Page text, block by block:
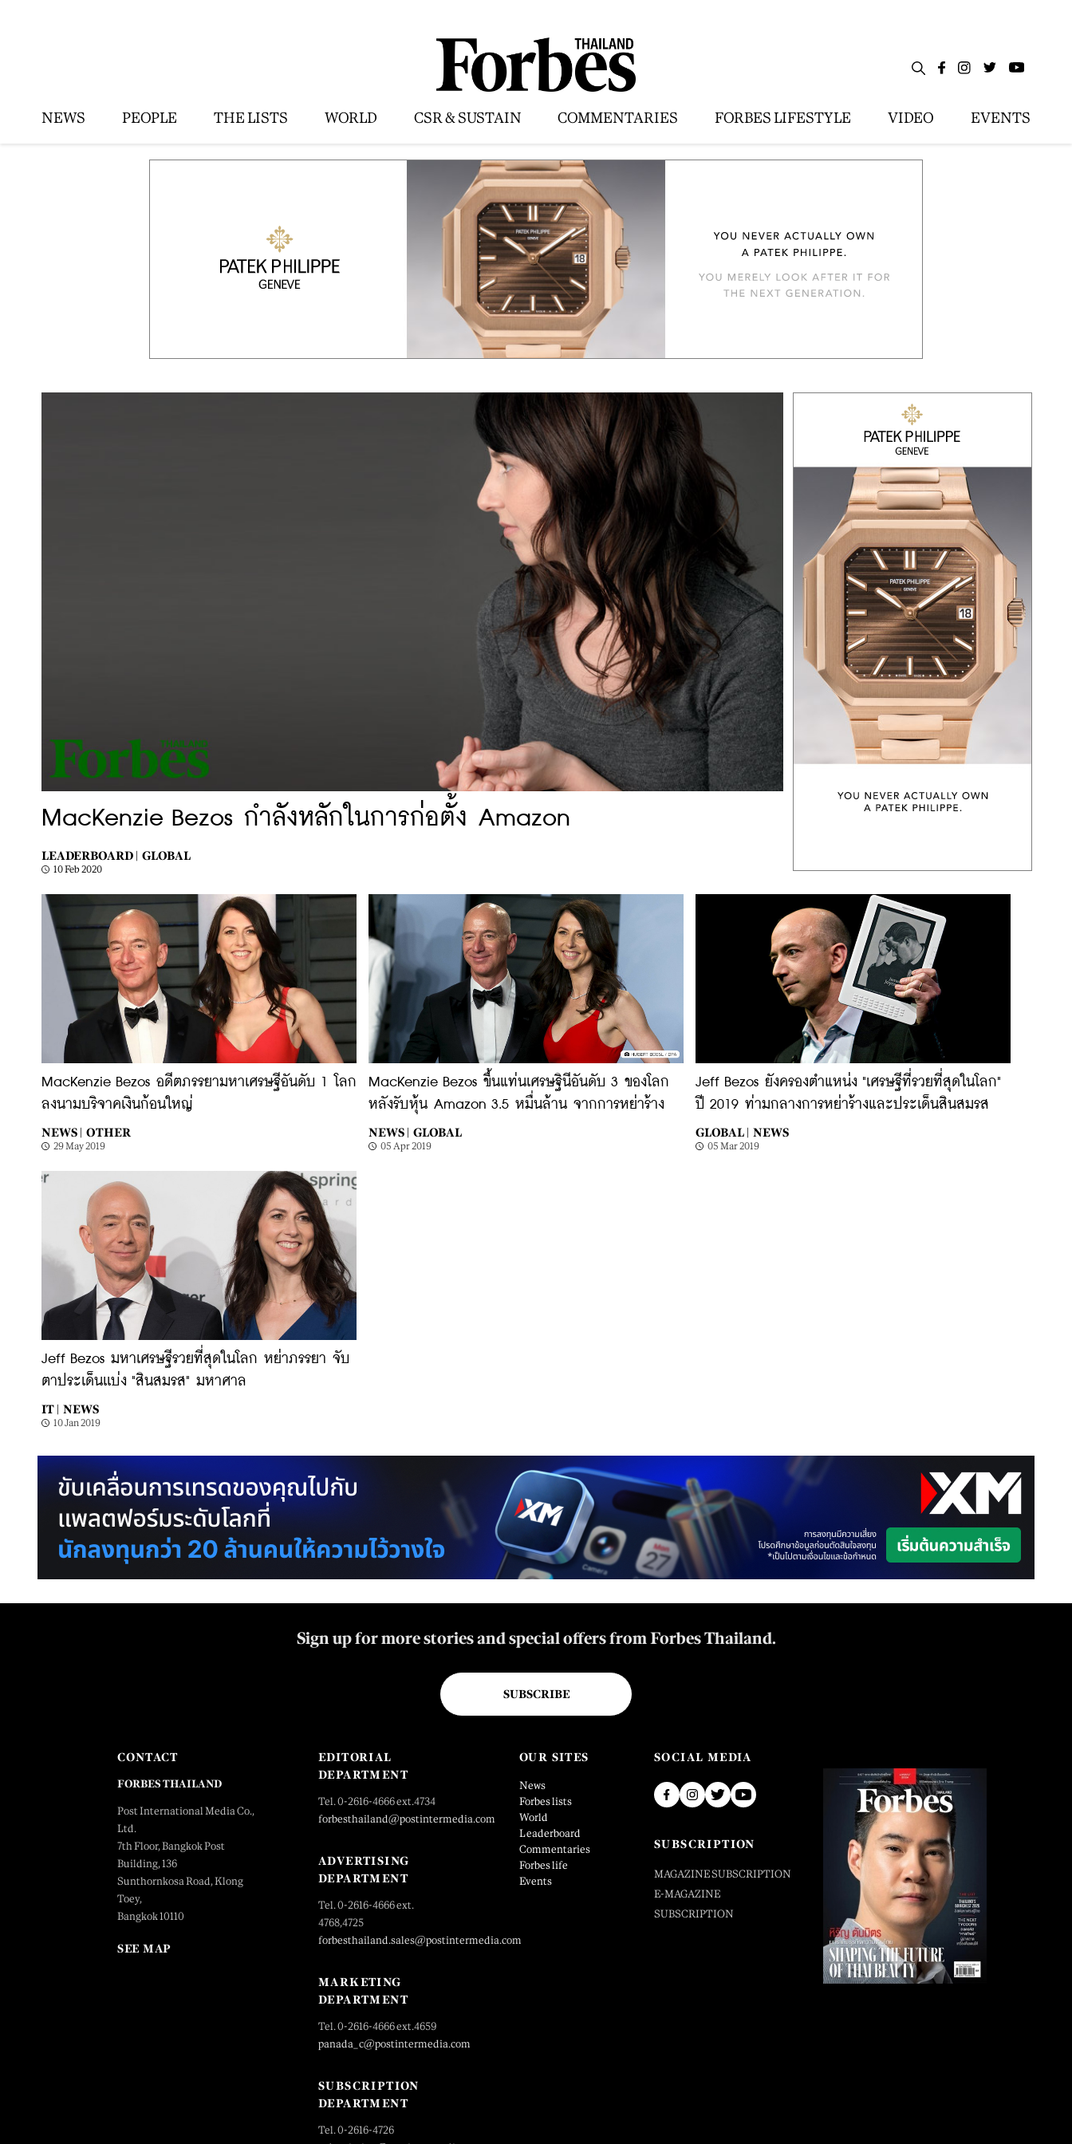
NEWS PEOPLE THE LISTS WORLD CSR & SUSTAIN COMMENTARIES FORBES LIFESTYLE VIDEO EVENTS
MacKenzie Bezos กำลังหลักในการก่อตั้ง Amazon
LEADERBOARD | GLOBAL
10 Feb 2020
MacKenzie Bezos อดีตภรรยามหาเศรษฐีอันดับ 1 โลก
ลงนามบริจาคเงินก้อนใหญ่
NEWS | OTHER
29 May 2019
MacKenzie Bezos ขึ้นแท่นเศรษฐินีอันดับ 3 ของโลก
หลังรับหุ้น Amazon 3.5 หมื่นล้าน จากการหย่าร้าง
NEWS | GLOBAL
05 Apr 2019
Jeff Bezos ยังครองตำแหน่ง "เศรษฐีที่รวยที่สุดในโลก"
ปี 2019 ท่ามกลางการหย่าร้างและประเด็นสินสมรส
GLOBAL | NEWS
05 Mar 2019
Jeff Bezos มหาเศรษฐีรวยที่สุดในโลก หย่าภรรยา จับ
ตาประเด็นเเบ่ง "สินสมรส" มหาศาล
IT | NEWS
10 Jan 2019
Sign up for more stories and special offers from Forbes Thailand.
SUBSCRIBE
CONTACT
FORBES THAILAND
Post International Media Co.,
Ltd.
7th Floor, Bangkok Post
Building, 136
Sunthornkosa Road, Klong
Toey,
Bangkok 10110
SEE MAP
EDITORIAL
DEPARTMENT
Tel. 0-2616-4666 ext.4734
forbesthailand@postintermedia.com
ADVERTISING
DEPARTMENT
Tel. 0-2616-4666 ext.
4768,4725
forbesthailand.sales@postintermedia.com
MARKETING
DEPARTMENT
Tel. 0-2616-4666 ext.4659
panada_c@postintermedia.com
SUBSCRIPTION
DEPARTMENT
Tel. 0-2616-4726
OUR SITES
News
Forbes lists
World
Leaderboard
Commentaries
Forbes life
Events
SOCIAL MEDIA
SUBSCRIPTION
MAGAZINE SUBSCRIPTION
E-MAGAZINE
SUBSCRIPTION